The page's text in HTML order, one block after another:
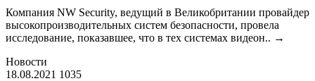
Компания NW Security, ведущий в Великобритании провайдер
высокопроизводительных систем безопасности, провела
исследование, показавшее, что в тех системах видеон.. →
Новости
18.08.2021 1035